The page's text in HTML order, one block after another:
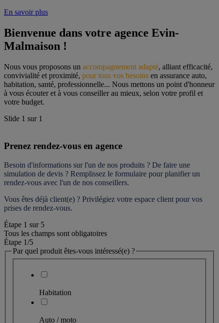
En savoir plus
Bienvenue dans votre agence Evin-
Malmaison !
Nous vous proposons un accompagnement adapté, alliant efficacité,
convivialité et proximité, pour tous vos besoins en assurance auto,
habitation, santé, professionnelle... Nous mettons un point d'honneur
à vous écouter et à vous conseiller au mieux, selon votre profil et
votre budget.
Slide 1 sur 1
Prenez rendez-vous en agence
Besoin d'informations sur l'un de nos produits ? De faire une
simulation de devis ? Remplissez le formulaire pour planifier un
rendez-vous avec l'un de nos conseillers.
Vous êtes déjà client(e) ? Privilégiez votre espace client pour vos
prises de rendez-vous.
Étape 1 sur 5
Tous les champs sont obligatoires
Étape 1/5
Par quel produit êtes-vous intéressé(e) ?
Habitation
Auto / moto